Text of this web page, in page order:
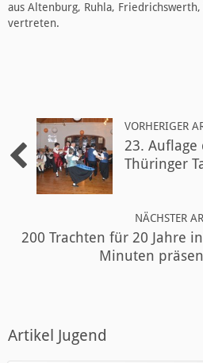
aus Altenburg, Ruhla,
vertreten.
VORHERIGER
23.
Thüringer
NÄCHSTER
200 Trachten für 20 Jahre
Minuten
Artikel Jugend